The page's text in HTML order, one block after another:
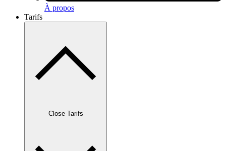
À propos
Tarifs
Close Tarifs